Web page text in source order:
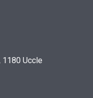
1180 Uccle